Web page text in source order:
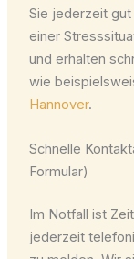
Sie jederzeit gut
einer
und erhalten
wie
Hannover.
Schnelle
Formular)
Im Notfall ist
jederzeit